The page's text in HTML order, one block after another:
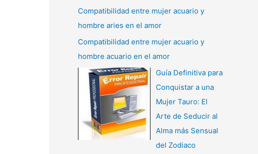
Compatibilidad entre mujer acuario y
hombre aries en el amor
Compatibilidad entre mujer acuario y
hombre acuario en el amor
Guía Definitiva para
Conquistar a una
Mujer Tauro: El
Arte de Seducir al
Alma más Sensual
del Zodiaco